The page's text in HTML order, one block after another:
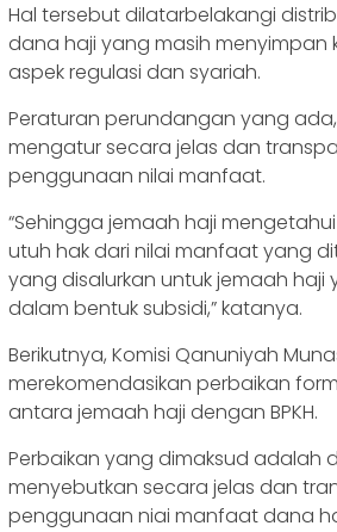
Hal tersebut dilatarbelakangi
dana haji yang masih menyimpan
aspek regulasi dan syariah.
Peraturan perundangan yang
mengatur secara jelas dan
penggunaan nilai manfaat.
“Sehingga jemaah haji
utuh hak dari nilai manfaat yang
yang disalurkan untuk jemaah
dalam bentuk subsidi,” katanya.
Berikutnya, Komisi Qanuniyah
merekomendasikan perbaikan
antara jemaah haji dengan BPKH.
Perbaikan yang dimaksud adalah
menyebutkan secara jelas dan
penggunaan niai manfaat dana